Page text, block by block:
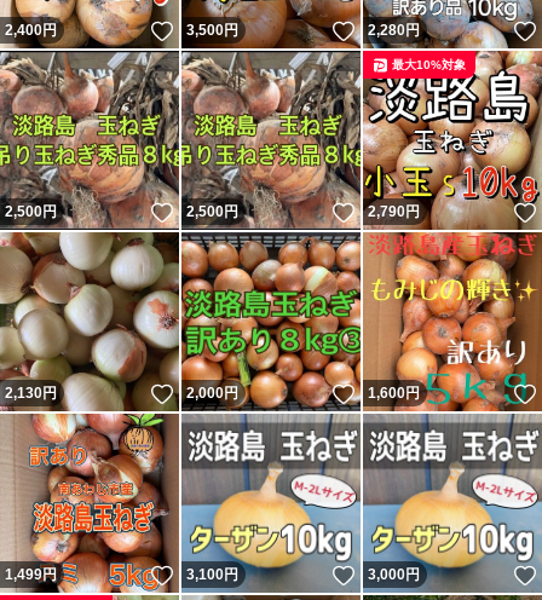
2,400円 いいね！
3,500円 いいね！
2,280円
2,500円 いいね！
2,500円 いいね！
2,790円
最大10%対象
2,130円 いいね！
2,000円 いいね！
1,600円
1,499円 いいね！
3,100円 いいね！
3,000円